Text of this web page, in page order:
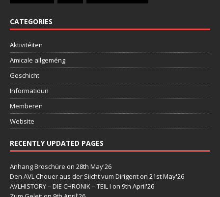
CATEGORIES
Aktivitéiten
Amicale allgeméng
Geschicht
Informatioun
Memberen
Website
RECENTLY UPDATED PAGES
Anhang Broschüre on 28th May'26
Den AVL Chouer aus der Siicht vum Dirigent on 21st May'26
AVLHISTORY – DIE CHRONIK – TEIL I on 9th April'26